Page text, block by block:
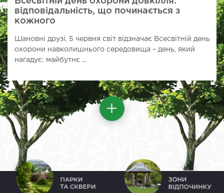
відповідальність, що починається з
кожного
Шановні друзі, 5 червня світ відзначає Всесвітній день
охорони навколишнього середовища – день, який
нагадує: майбутнє ...